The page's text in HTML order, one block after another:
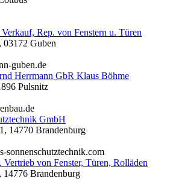
Rep. von Fenstern u. Türen
03172 Guben
guben.de
Herrmann GbR Klaus Böhme
Pulsnitz
GmbH
14770 Brandenburg
sonnenschutztechnik.com
Vertrieb von Fenster, Türen, Rolläden
14776 Brandenburg